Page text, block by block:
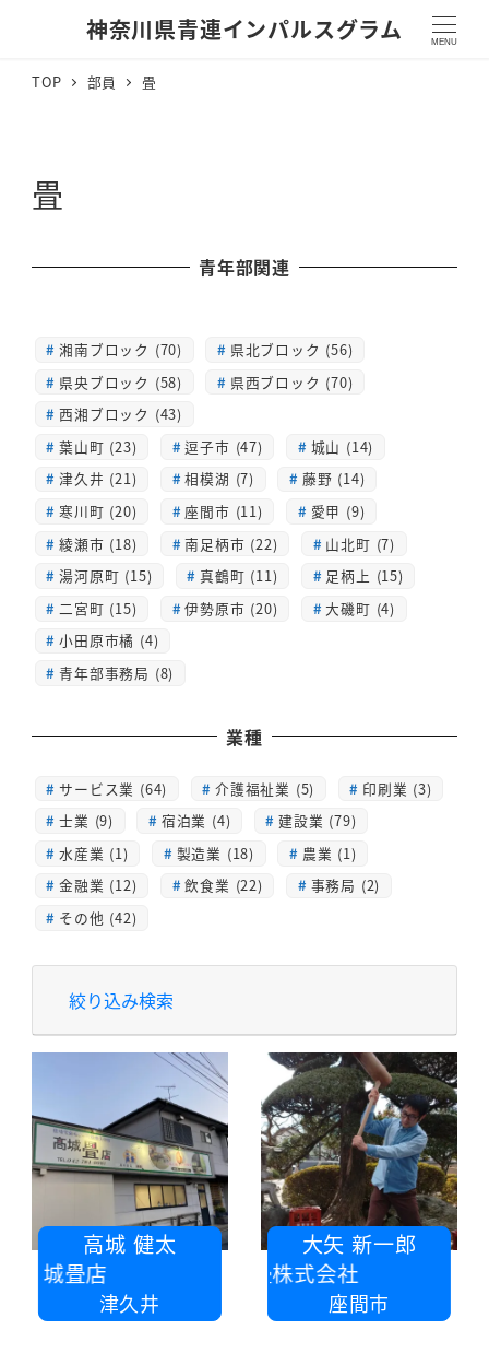
神奈川県青連インパルスグラム MENU
TOP 部員 畳
畳
青年部関連
湘南ブロック (70)
県北ブロック (56)
県央ブロック (58)
県西ブロック (70)
西湘ブロック (43)
葉山町 (23)
逗子市 (47)
城山 (14)
津久井 (21)
相模湖 (7)
藤野 (14)
寒川町 (20)
座間市 (11)
愛甲 (9)
綾瀬市 (18)
南足柄市 (22)
山北町 (7)
湯河原町 (15)
真鶴町 (11)
足柄上 (15)
二宮町 (15)
伊勢原市 (20)
大磯町 (4)
小田原市橘 (4)
青年部事務局 (8)
業種
サービス業 (64) 介護福祉業 (5)
印刷業 (3)
士業 (9)
宿泊業 (4)
建設業 (79)
水産業 (1)
製造業 (18)
農業 (1)
金融業 (12)
飲食業 (22)
事務局 (2)
その他 (42)
絞り込み検索
高城 健太
高城畳店
津久井
大矢 新一郎
大矢製畳株式会社
座間市